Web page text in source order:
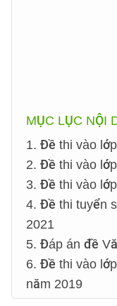
MỤC LỤC NỘI
1. Đề thi vào
2. Đề thi vào
3. Đề thi vào
4. Đề thi tuyển
2021
5. Đáp án đề
6. Đề thi vào
năm 2019